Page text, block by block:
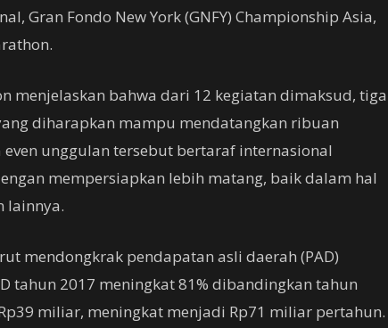
Gran Fondo New York (GNFY) Championship Asia,
menjelaskan bahwa dari 12 kegiatan dimaksud, tiga
diharapkan mampu mendatangkan ribuan
even unggulan tersebut bertaraf internasional
mempersiapkan lebih matang, baik dalam hal
lainnya.
mendongkrak pendapatan asli daerah (PAD)
tahun 2017 meningkat 81% dibandingkan tahun
miliar, meningkat menjadi Rp71 miliar pertahun.